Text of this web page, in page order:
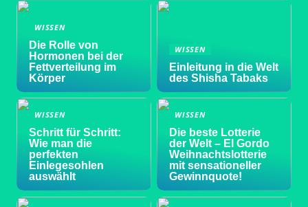
WISSEN
Die Rolle von
Hormonen bei der
Fettverteilung im
Körper
WISSEN
Einleitung in die Welt
des Shisha Tabaks
WISSEN
Schritt für Schritt:
Wie man die
perfekten
Einlegesohlen
auswählt
WISSEN
Die beste Lotterie
der Welt – El Gordo
Weihnachtslotterie
mit sensationeller
Gewinnquote!